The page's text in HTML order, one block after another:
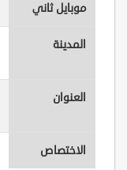
موبايل ثاني
المدينة
العنوان
الاختصاص